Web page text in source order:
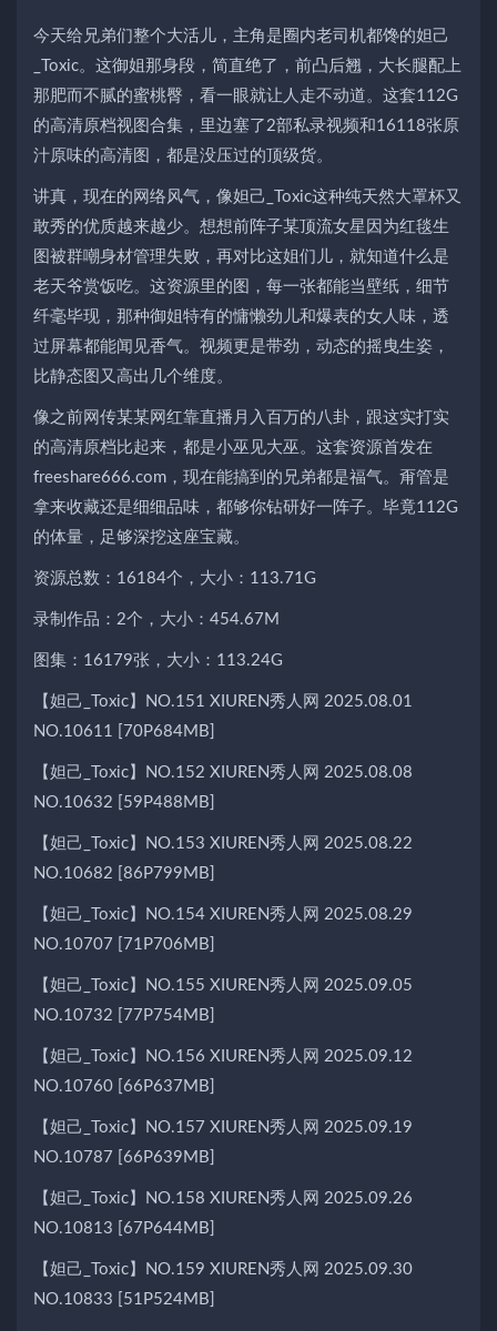
今天给兄弟们整个大活儿，主角是圈内老司机都馋的妲己
_Toxic。这御姐那身段，简直绝了，前凸后翘，大长腿配上
那肥而不腻的蜜桃臀，看一眼就让人走不动道。这套112G
的高清原档视图合集，里边塞了2部私录视频和16118张原
汁原味的高清图，都是没压过的顶级货。
讲真，现在的网络风气，像妲己_Toxic这种纯天然大罩杯又
敢秀的优质越来越少。想想前阵子某顶流女星因为红毯生
图被群嘲身材管理失败，再对比这姐们儿，就知道什么是
老天爷赏饭吃。这资源里的图，每一张都能当壁纸，细节
纤毫毕现，那种御姐特有的慵懒劲儿和爆表的女人味，透
过屏幕都能闻见香气。视频更是带劲，动态的摇曳生姿，
比静态图又高出几个维度。
像之前网传某某网红靠直播月入百万的八卦，跟这实打实
的高清原档比起来，都是小巫见大巫。这套资源首发在
freeshare666.com，现在能搞到的兄弟都是福气。甭管是
拿来收藏还是细细品味，都够你钻研好一阵子。毕竟112G
的体量，足够深挖这座宝藏。
资源总数：16184个，大小：113.71G
录制作品：2个，大小：454.67M
图集：16179张，大小：113.24G
【妲己_Toxic】NO.151 XIUREN秀人网 2025.08.01
NO.10611 [70P684MB]
【妲己_Toxic】NO.152 XIUREN秀人网 2025.08.08
NO.10632 [59P488MB]
【妲己_Toxic】NO.153 XIUREN秀人网 2025.08.22
NO.10682 [86P799MB]
【妲己_Toxic】NO.154 XIUREN秀人网 2025.08.29
NO.10707 [71P706MB]
【妲己_Toxic】NO.155 XIUREN秀人网 2025.09.05
NO.10732 [77P754MB]
【妲己_Toxic】NO.156 XIUREN秀人网 2025.09.12
NO.10760 [66P637MB]
【妲己_Toxic】NO.157 XIUREN秀人网 2025.09.19
NO.10787 [66P639MB]
【妲己_Toxic】NO.158 XIUREN秀人网 2025.09.26
NO.10813 [67P644MB]
【妲己_Toxic】NO.159 XIUREN秀人网 2025.09.30
NO.10833 [51P524MB]